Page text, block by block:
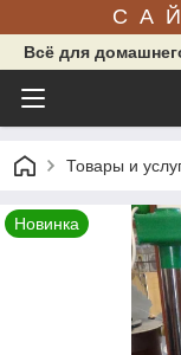
С А
Всё для
Товары и
Новинка